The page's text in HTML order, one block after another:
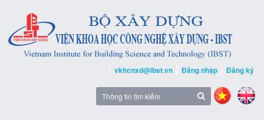
vkhcnxd@ibst.vn Đăng nhập Đăng ký